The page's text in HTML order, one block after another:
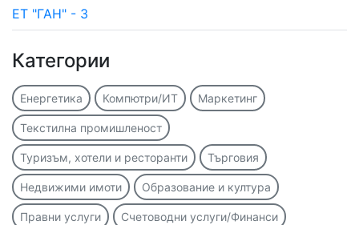
ЕТ "ГАН" - 3
Категории
Енергетика Компютри/ИТ Маркетинг
Текстилна промишленост
Туризъм, хотели и ресторанти Търговия
Недвижими имоти Образование и култура
Правни услуги Счетоводни услуги/Финанси